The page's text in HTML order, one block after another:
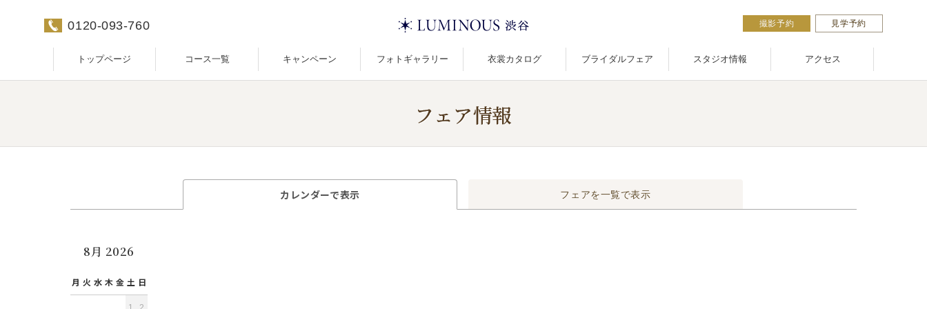
0120-093-760 撮影予約 見学予約
トップページ コース一覧 キャンペーン フォトギャラリー 衣裳カタログ ブライダルフェア スタジオ情報 アクセス
フェア情報
カレンダーで表示 フェアを一覧で表示
8月 2026
月 火 水 木 金 土 日